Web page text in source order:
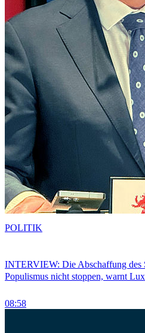
INTERVIEW: Die Abschaffung des
Populismus nicht stoppen, warnt
08:58
POLITIK